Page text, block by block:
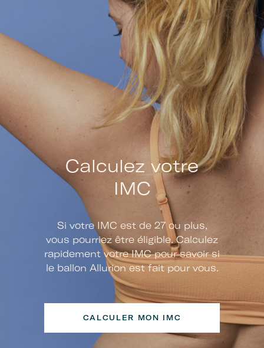
Calculez votre
IMC
Si votre IMC est de 27 ou plus,
vous pourriez être éligible. Calculez
rapidement votre IMC pour savoir si
le ballon Allurion est fait pour vous.
CALCULER MON IMC